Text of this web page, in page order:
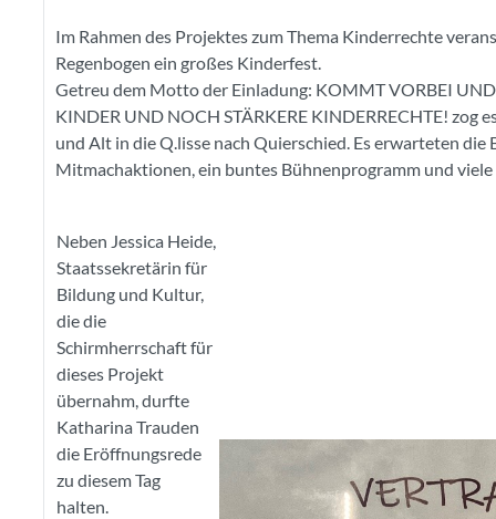
Im Rahmen des Projektes zum Thema Kinderrechte
Regenbogen ein großes Kinderfest.
Getreu dem Motto der Einladung: KOMMT VORBEI UND
KINDER UND NOCH STÄRKERE KINDERRECHTE! zog
und Alt in die Q.lisse nach Quierschied. Es erwarteten die
Mitmachaktionen, ein buntes Bühnenprogramm und
Neben Jessica Heide,
Staatssekretärin für
Bildung und Kultur,
die die
Schirmherrschaft für
dieses Projekt
übernahm, durfte
Katharina Trauden
die Eröffnungsrede
zu diesem Tag
halten.